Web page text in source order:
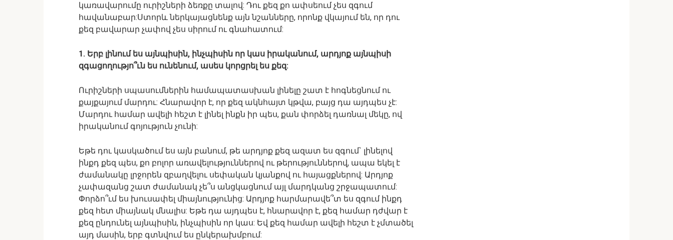
կառավարումը ուրիշների ձեռքը տալով: Դու քեզ քո ափսեում չես զգում
հավանաբար:Ստորև ներկայացնենք այն նշանները, որոնք վկայում են, որ դու
քեզ բավարար չափով չես սիրում ու գնահատում:
1. Երբ լինում ես այնպիսին, ինչպիսին որ կաս իրականում, արդյոք այնպիսի
զգացողությո՞ւն ես ունենում, ասես կորցրել ես քեզ:
Ուրիշների սպասումներին համապատասխան լինելը շատ է հոգնեցնում ու
քայքայում մարդու: Հնարավոր է, որ քեզ ակնհայտ կթվա, բայց դա այդպես չէ:
Մարդու համար ավելի հեշտ է լինել ինքն իր պես, քան փորձել դառնալ մեկը, ով
իրականում գոյություն չունի:
Եթե դու կասկածում ես այն բանում, թե արդյոք քեզ ազատ ես զգում` լինելով
ինքդ քեզ պես, քո բոլոր առավելություններով ու թերություններով, ապա եկել է
ժամանակը լրջորեն զբաղվելու սեփական կյանքով ու հայացքներով: Արդյոք
չափազանց շատ ժամանակ չե՞ս անցկացնում այլ մարդկանց շրջապատում:
Փորձո՞ւմ ես խուսափել միայնությունից: Արդյոք հարմարավե՞տ ես զգում ինքդ
քեզ հետ միայնակ մնալիս: Եթե դա այդպես է, հնարավոր է, քեզ համար դժվար է
քեզ ընդունել այնպիսին, ինչպիսին որ կաս: Եվ քեզ համար ավելի հեշտ է չմտածել
այդ մասին, երբ գտնվում ես ընկերախմբում: